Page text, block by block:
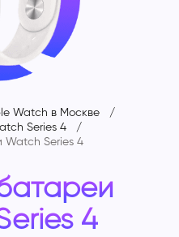
Watch в Москве
Series 4
Watch Series 4
4